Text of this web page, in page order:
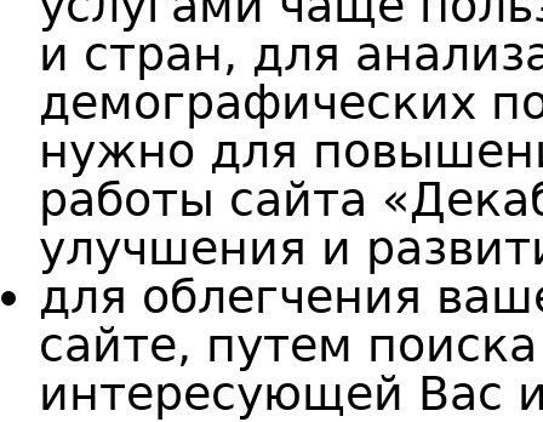
и стран, для
демографических
нужно для
работы сайта
улучшения и
для облегчения
сайте, путем
интересующей Вас